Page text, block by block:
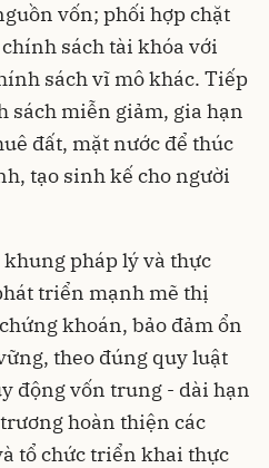
vốn; phối hợp chặt
sách tài khóa với
sách vĩ mô khác. Tiếp
sách miễn giảm, gia hạn
đất, mặt nước để thúc
tạo sinh kế cho người
pháp lý và thực
triển mạnh mẽ thị
khoán, bảo đảm ổn
theo đúng quy luật
động vốn trung - dài hạn
hoàn thiện các
tổ chức triển khai thực